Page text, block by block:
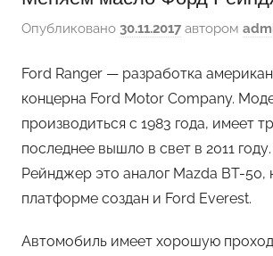
Опубликовано 30.11.2017автором
Ford Ranger — разработка
концерна Ford Motor Company.
производиться с 1983 года, имеет
последнее вышло в свет в 2011
Рейнджер это аналог Mazda BT-50,
платформе создан и Ford Everest.
Автомобиль имеет хорошую